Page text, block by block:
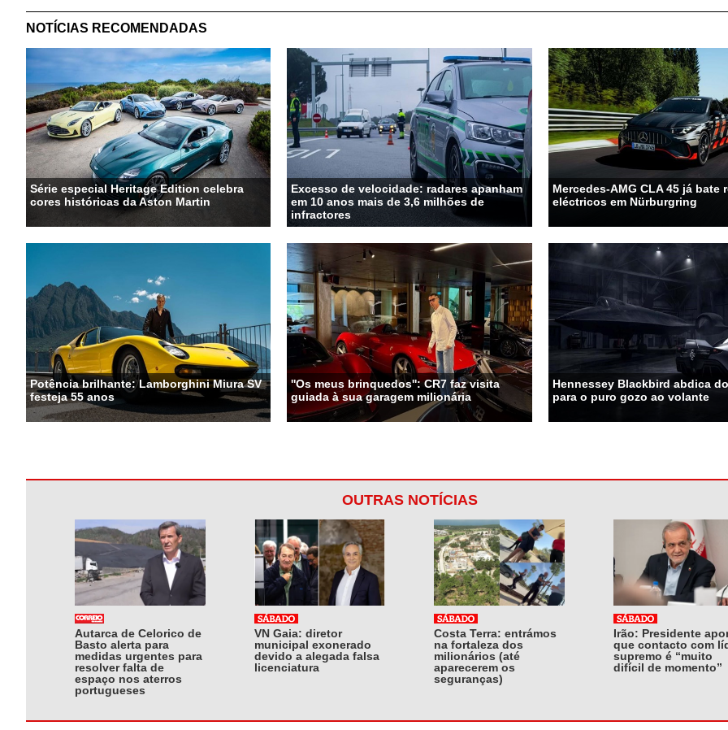
NOTÍCIAS RECOMENDADAS
Série especial Heritage Edition celebra
cores históricas da Aston Martin
Excesso de velocidade: radares apanham
em 10 anos mais de 3,6 milhões de
infractores
Mercedes-AMG CLA 45 já bate
eléctricos em Nürburgring
Potência brilhante: Lamborghini Miura SV
festeja 55 anos
''Os meus brinquedos'': CR7 faz visita
guiada à sua garagem milionária
Hennessey Blackbird abdica
para o puro gozo ao volante
OUTRAS NOTÍCIAS
Autarca de Celorico de
Basto alerta para
medidas urgentes para
resolver falta de
espaço nos aterros
portugueses
VN Gaia: diretor
municipal exonerado
devido a alegada falsa
licenciatura
Costa Terra: entrámos
na fortaleza dos
milionários (até
aparecerem os
seguranças)
Irão: Presidente
que contacto com
supremo é “muito
difícil de momento”